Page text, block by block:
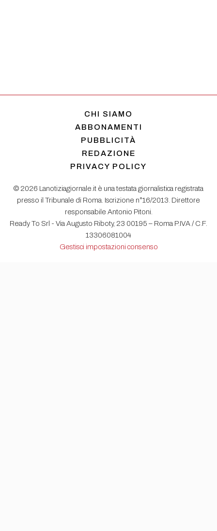
CHI SIAMO
ABBONAMENTI
PUBBLICITÀ
REDAZIONE
PRIVACY POLICY
© 2026 Lanotiziagiornale.it è una testata giornalistica registrata
presso il Tribunale di Roma. Iscrizione n°16/2013. Direttore
responsabile Antonio Pitoni.
Ready To Srl - Via Augusto Riboty, 23 00195 – Roma P.IVA / C.F.
13306081004
Gestisci impostazioni consenso